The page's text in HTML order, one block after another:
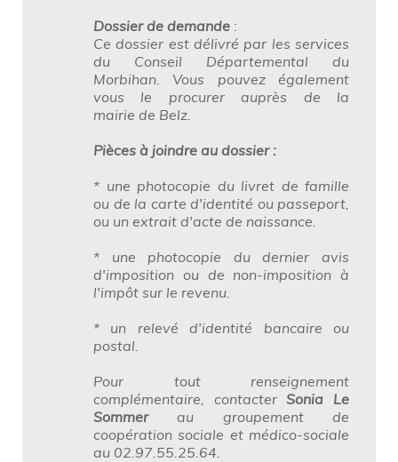
Dossier de demande :
Ce dossier est délivré par les services
du Conseil Départemental du
Morbihan. Vous pouvez également
vous le procurer auprès de la
mairie de Belz.
Pièces à joindre au dossier :
* une photocopie du livret de famille
ou de la carte d'identité ou passeport,
ou un extrait d'acte de naissance.
* une photocopie du dernier avis
d'imposition ou de non-imposition à
l'impôt sur le revenu.
* un relevé d'identité bancaire ou
postal.
Pour tout renseignement
complémentaire, contacterSonia Le
Sommerau groupement de
coopération sociale et médico-sociale
au 02.97.55.25.64.